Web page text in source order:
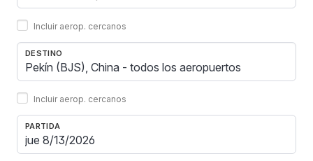
Incluir aerop. cercanos
DESTINO
Incluir aerop. cercanos
PARTIDA